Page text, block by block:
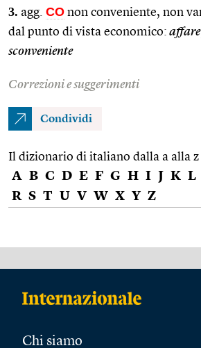
3. agg. CO non conveniente, non
dal punto di vista economico: affare
sconveniente
Correzioni e suggerimenti
Condividi
Il dizionario di italiano dalla a alla z
A B C D E F G H I J K L
R S T U V W X Y Z
Chi siamo